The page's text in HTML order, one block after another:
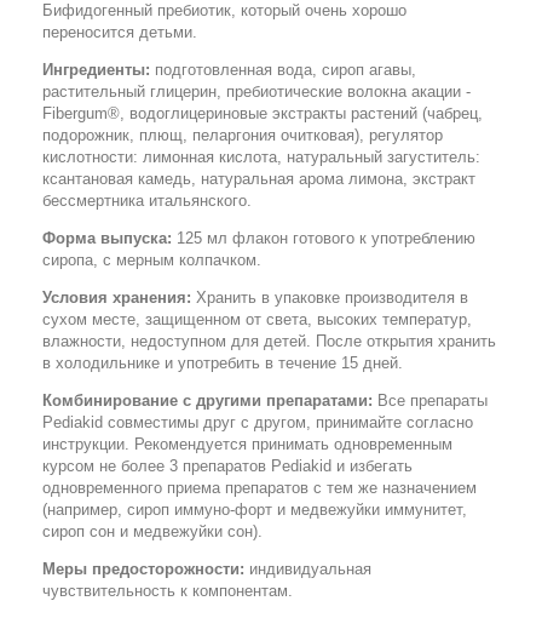
Бифидогенный пребиотик, который очень хорошо
переносится детьми.
Ингредиенты: подготовленная вода, сироп агавы,
растительный глицерин, пребиотические волокна акации -
Fibergum®, водоглицериновые экстракты растений (чабрец,
подорожник, плющ, пеларгония очитковая), регулятор
кислотности: лимонная кислота, натуральный загуститель:
ксантановая камедь, натуральная арома лимона, экстракт
бессмертника итальянского.
Форма выпуска: 125 мл флакон готового к употреблению
сиропа, с мерным колпачком.
Условия хранения: Хранить в упаковке производителя в
сухом месте, защищенном от света, высоких температур,
влажности, недоступном для детей. После открытия хранить
в холодильнике и употребить в течение 15 дней.
Комбинирование с другими препаратами: Все препараты
Pediakid совместимы друг с другом, принимайте согласно
инструкции. Рекомендуется принимать одновременным
курсом не более 3 препаратов Pediakid и избегать
одновременного приема препаратов с тем же назначением
(например, сироп иммуно-форт и медвежуйки иммунитет,
сироп сон и медвежуйки сон).
Меры предосторожности: индивидуальная
чувствительность к компонентам.